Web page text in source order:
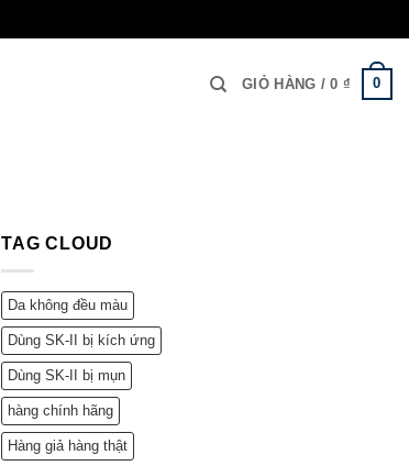
GIỎ HÀNG /0 ₫ 0
TAG CLOUD
Da không đều màu
Dùng SK-II bị kích ứng
Dùng SK-II bị mụn
hàng chính hãng
Hàng giả hàng thật